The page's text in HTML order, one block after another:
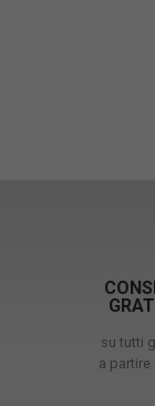
su tutti
a partire